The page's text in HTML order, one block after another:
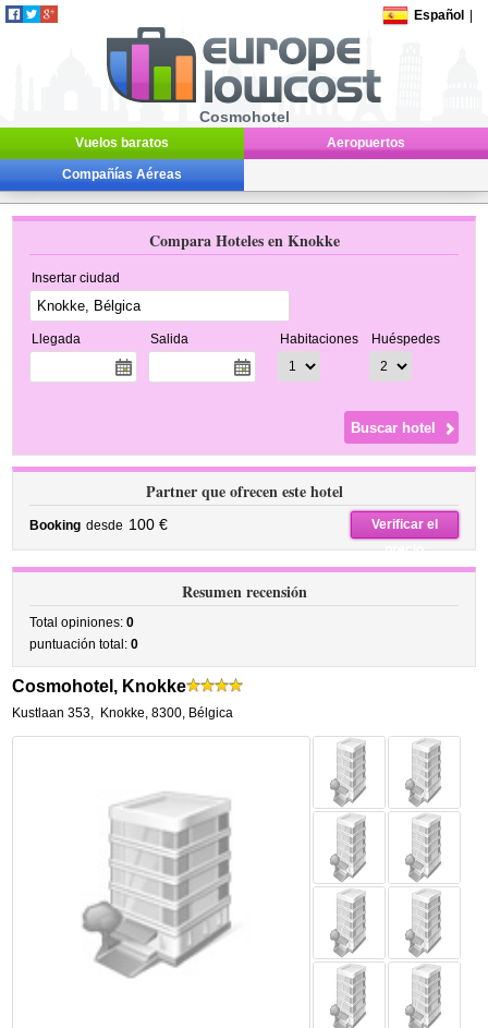
Español
Cosmohotel
Vuelos baratos Aeropuertos
Compañías Aéreas
Compara Hoteles en Knokke
Insertar ciudad
Llegada Salida Habitaciones Huéspedes
Partner que ofrecen este hotel
Booking desde 100 €
Verificar el
precio
Resumen recensión
Total opiniones:0
puntuación total:0
Cosmohotel, Knokke
Kustlaan 353, Knokke,8300, Bélgica